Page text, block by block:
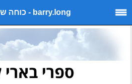
barry.long - כוחה של תפילה
ספרי בארי